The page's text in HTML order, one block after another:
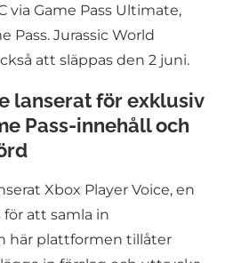
via Game Pass Ultimate,
Pass. Jurassic World
att släppas den 2 juni.
lanserat för exklusiv
Pass-innehåll och
Xbox Player Voice, en
att samla in
här plattformen tillåter